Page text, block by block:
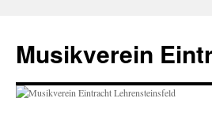
springen
Musikverein